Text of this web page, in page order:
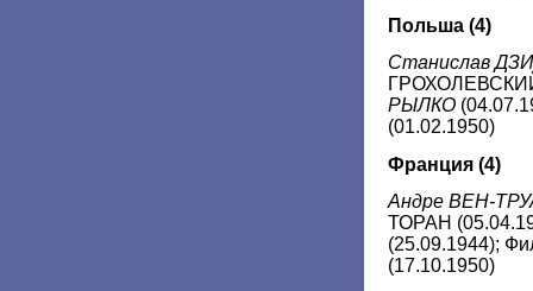
Польша (4)
Станислав
РЫЛКО
(01.02.1950)
Франция (4)
Андре ВЕН-
ТОРАН
(25.09.1944);
(17.10.1950)